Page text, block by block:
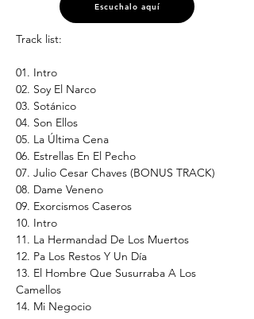
Escuchalo aquí
Track list:
01. Intro
02. Soy El Narco
03. Sotánico
04. Son Ellos
05. La Última Cena
06. Estrellas En El Pecho
07. Julio Cesar Chaves (BONUS TRACK)
08. Dame Veneno
09. Exorcismos Caseros
10. Intro
11. La Hermandad De Los Muertos
12. Pa Los Restos Y Un Día
13. El Hombre Que Susurraba A Los
Camellos
14. Mi Negocio